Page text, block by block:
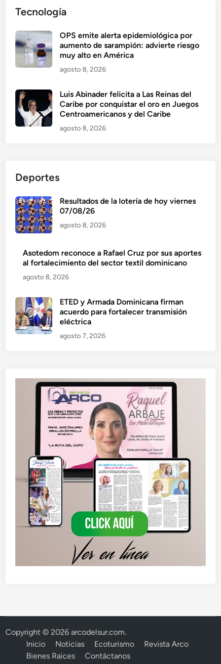
Tecnología
OPS emite alerta epidemiológica por
aumento de sarampión: advierte riesgo
muy alto en América
agosto 8, 2026
Luis Abinader felicita a Las Reinas del
Caribe por conquistar el oro en Juegos
Centroamericanos y del Caribe
agosto 8, 2026
Deportes
Resultados de la lotería de hoy viernes
07/08/26
agosto 8, 2026
Asotedom reconoce a Rafael Cruz por sus aportes
al fortalecimiento del sector textil dominicano
agosto 8, 2026
ETED y Armada Dominicana firman
acuerdo para fortalecer transmisión
eléctrica
agosto 7, 2026
Copyright © 2026arcodelsur.com.
Inicio
Noticias Ecoturismo
Revista Arco
Bienes Raices
Contáctanos